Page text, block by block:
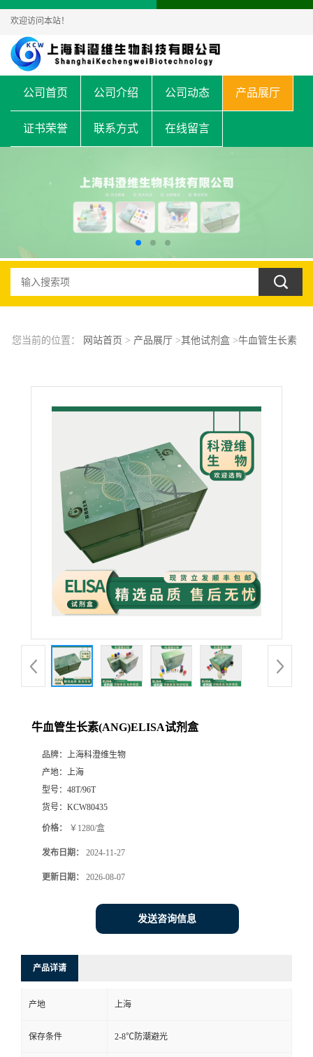
欢迎访问本站！
公司首页 公司介绍 公司动态 产品展厅
证书荣誉 联系方式 在线留言
您当前的位置： 网站首页 > 产品展厅>其他试剂盒>牛血管生长素
牛血管生长素(ANG)ELISA试剂盒
品牌：
上海科澄维生物
产地：
上海
型号： 48T/96T
货号： KCW80435
价格： ￥1280/盒
发布日期： 2024-11-27
更新日期： 2026-08-07
发送咨询信息
产品详请
产地 上海
保存条件 2-8℃防潮避光